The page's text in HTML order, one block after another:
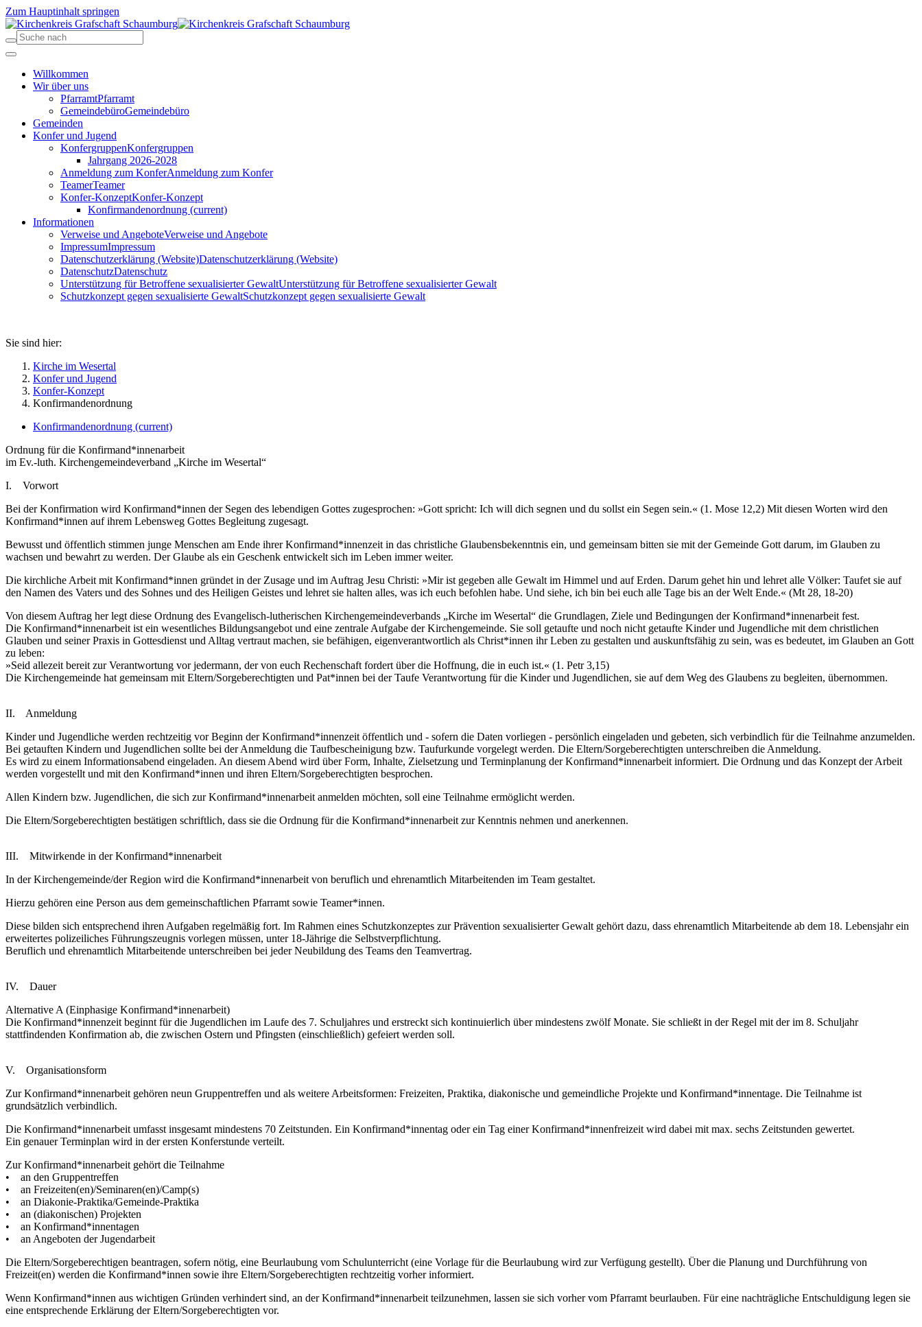
Zum Hauptinhalt springen
Willkommen
Wir über uns
PfarramtPfarramt
GemeindebüroGemeindebüro
Gemeinden
Konfer und Jugend
KonfergruppenKonfergruppen
Jahrgang 2026-2028
Anmeldung zum KonferAnmeldung zum Konfer
TeamerTeamer
Konfer-KonzeptKonfer-Konzept
Konfirmandenordnung (current)
Informationen
Verweise und AngeboteVerweise und Angebote
ImpressumImpressum
Datenschutzerklärung (Website)Datenschutzerklärung (Website)
DatenschutzDatenschutz
Unterstützung für Betroffene sexualisierter GewaltUnterstützung für Betroffene sexualisierter Gewalt
Schutzkonzept gegen sexualisierte GewaltSchutzkonzept gegen sexualisierte Gewalt
Sie sind hier:
Kirche im Wesertal
Konfer und Jugend
Konfer-Konzept
Konfirmandenordnung
Konfirmandenordnung (current)
Ordnung für die Konfirmand*innenarbeit
im Ev.-luth. Kirchengemeindeverband „Kirche im Wesertal“
I. Vorwort
Bei der Konfirmation wird Konfirmand*innen der Segen des lebendigen Gottes zugesprochen: »Gott spricht: Ich will dich segnen und du sollst ein Segen sein.« (1. Mose 12,2) Mit diesen Worten wird den
Konfirmand*innen auf ihrem Lebensweg Gottes Begleitung zugesagt.
Bewusst und öffentlich stimmen junge Menschen am Ende ihrer Konfirmand*innenzeit in das christliche Glaubensbekenntnis ein, und gemeinsam bitten sie mit der Gemeinde Gott darum, im Glauben zu
wachsen und bewahrt zu werden. Der Glaube als ein Geschenk entwickelt sich im Leben immer weiter.
Die kirchliche Arbeit mit Konfirmand*innen gründet in der Zusage und im Auftrag Jesu Christi: »Mir ist gegeben alle Gewalt im Himmel und auf Erden. Darum gehet hin und lehret alle Völker: Taufet sie auf
den Namen des Vaters und des Sohnes und des Heiligen Geistes und lehret sie halten alles, was ich euch befohlen habe. Und siehe, ich bin bei euch alle Tage bis an der Welt Ende.« (Mt 28, 18-20)
Von diesem Auftrag her legt diese Ordnung des Evangelisch-lutherischen Kirchengemeindeverbands „Kirche im Wesertal“ die Grundlagen, Ziele und Bedingungen der Konfirmand*innenarbeit fest.
Die Konfirmand*innenarbeit ist ein wesentliches Bildungsangebot und eine zentrale Aufgabe der Kirchengemeinde. Sie soll getaufte und noch nicht getaufte Kinder und Jugendliche mit dem christlichen
Glauben und seiner Praxis in Gottesdienst und Alltag vertraut machen, sie befähigen, eigenverantwortlich als Christ*innen ihr Leben zu gestalten und auskunftsfähig zu sein, was es bedeutet, im Glauben an Gott
zu leben:
»Seid allezeit bereit zur Verantwortung vor jedermann, der von euch Rechenschaft fordert über die Hoffnung, die in euch ist.« (1. Petr 3,15)
Die Kirchengemeinde hat gemeinsam mit Eltern/Sorgeberechtigten und Pat*innen bei der Taufe Verantwortung für die Kinder und Jugendlichen, sie auf dem Weg des Glaubens zu begleiten, übernommen.
II. Anmeldung
Kinder und Jugendliche werden rechtzeitig vor Beginn der Konfirmand*innenzeit öffentlich und - sofern die Daten vorliegen - persönlich eingeladen und gebeten, sich verbindlich für die Teilnahme anzumelden.
Bei getauften Kindern und Jugendlichen sollte bei der Anmeldung die Taufbescheinigung bzw. Taufurkunde vorgelegt werden. Die Eltern/Sorgeberechtigten unterschreiben die Anmeldung.
Es wird zu einem Informationsabend eingeladen. An diesem Abend wird über Form, Inhalte, Zielsetzung und Terminplanung der Konfirmand*innenarbeit informiert. Die Ordnung und das Konzept der Arbeit
werden vorgestellt und mit den Konfirmand*innen und ihren Eltern/Sorgeberechtigten besprochen.
Allen Kindern bzw. Jugendlichen, die sich zur Konfirmand*innenarbeit anmelden möchten, soll eine Teilnahme ermöglicht werden.
Die Eltern/Sorgeberechtigten bestätigen schriftlich, dass sie die Ordnung für die Konfirmand*innenarbeit zur Kenntnis nehmen und anerkennen.
III. Mitwirkende in der Konfirmand*innenarbeit
In der Kirchengemeinde/der Region wird die Konfirmand*innenarbeit von beruflich und ehrenamtlich Mitarbeitenden im Team gestaltet.
Hierzu gehören eine Person aus dem gemeinschaftlichen Pfarramt sowie Teamer*innen.
Diese bilden sich entsprechend ihren Aufgaben regelmäßig fort. Im Rahmen eines Schutzkonzeptes zur Prävention sexualisierter Gewalt gehört dazu, dass ehrenamtlich Mitarbeitende ab dem 18. Lebensjahr ein
erweitertes polizeiliches Führungszeugnis vorlegen müssen, unter 18-Jährige die Selbstverpflichtung.
Beruflich und ehrenamtlich Mitarbeitende unterschreiben bei jeder Neubildung des Teams den Teamvertrag.
IV. Dauer
Alternative A (Einphasige Konfirmand*innenarbeit)
Die Konfirmand*innenzeit beginnt für die Jugendlichen im Laufe des 7. Schuljahres und erstreckt sich kontinuierlich über mindestens zwölf Monate. Sie schließt in der Regel mit der im 8. Schuljahr
stattfindenden Konfirmation ab, die zwischen Ostern und Pfingsten (einschließlich) gefeiert werden soll.
V. Organisationsform
Zur Konfirmand*innenarbeit gehören neun Gruppentreffen und als weitere Arbeitsformen: Freizeiten, Praktika, diakonische und gemeindliche Projekte und Konfirmand*innentage. Die Teilnahme ist
grundsätzlich verbindlich.
Die Konfirmand*innenarbeit umfasst insgesamt mindestens 70 Zeitstunden. Ein Konfirmand*innentag oder ein Tag einer Konfirmand*innenfreizeit wird dabei mit max. sechs Zeitstunden gewertet.
Ein genauer Terminplan wird in der ersten Konferstunde verteilt.
Zur Konfirmand*innenarbeit gehört die Teilnahme
• an den Gruppentreffen
• an Freizeiten(en)/Seminaren(en)/Camp(s)
• an Diakonie-Praktika/Gemeinde-Praktika
• an (diakonischen) Projekten
• an Konfirmand*innentagen
• an Angeboten der Jugendarbeit
Die Eltern/Sorgeberechtigen beantragen, sofern nötig, eine Beurlaubung vom Schulunterricht (eine Vorlage für die Beurlaubung wird zur Verfügung gestellt). Über die Planung und Durchführung von
Freizeit(en) werden die Konfirmand*innen sowie ihre Eltern/Sorgeberechtigten rechtzeitig vorher informiert.
Wenn Konfirmand*innen aus wichtigen Gründen verhindert sind, an der Konfirmand*innenarbeit teilzunehmen, lassen sie sich vorher vom Pfarramt beurlauben. Für eine nachträgliche Entschuldigung legen sie
eine entsprechende Erklärung der Eltern/Sorgeberechtigten vor.